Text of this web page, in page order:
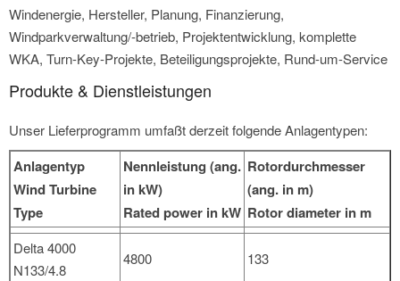
Windenergie, Hersteller, Planung, Finanzierung,
Windparkverwaltung/-betrieb, Projektentwicklung, komplette
WKA, Turn-Key-Projekte, Beteiligungsprojekte, Rund-um-Service
Produkte & Dienstleistungen
Unser Lieferprogramm umfaßt derzeit folgende Anlagentypen:
Anlagentyp
Wind Turbine
Type
Nennleistung (ang.
in kW)
Rated power in kW
Rotordurchmesser
(ang. in m)
Rotor diameter in m
Delta 4000
N133/4.8
4800 133